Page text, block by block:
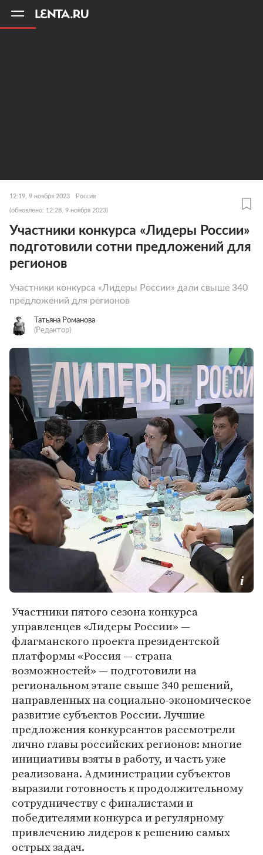
12:19, 9 ноября 2023 Россия
(обновлено: 12:28, 9 ноября 2023)
Участники конкурса «Лидеры России»
подготовили сотни предложений для
регионов
Участники конкурса «Лидеры России» дали свыше 340
предложений для регионов
Татьяна Романова
(Редактор)
Участники пятого сезона конкурса
управленцев «Лидеры России» —
флагманского проекта президентской
платформы «Россия — страна
возможностей» — подготовили на
региональном этапе свыше 340 решений,
направленных на социально-экономическое
развитие субъектов России. Лучшие
предложения конкурсантов рассмотрели
лично главы российских регионов: многие
инициативы взяты в работу, и часть уже
реализована. Администрации субъектов
выразили готовность к продолжительному
сотрудничеству с финалистами и
победителями конкурса и регулярному
привлечению лидеров к решению самых
острых задач.